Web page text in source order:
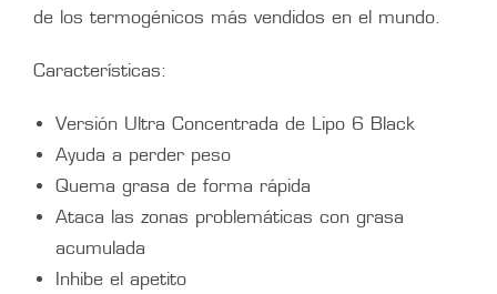
de los termogénicos más vendidos en el mundo.
Características:
Versión Ultra Concentrada de Lipo 6 Black
Ayuda a perder peso
Quema grasa de forma rápida
Ataca las zonas problemáticas con grasa
acumulada
Inhibe el apetito